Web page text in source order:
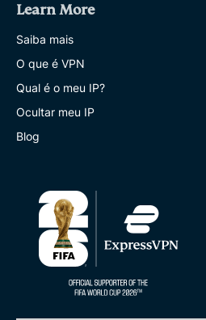
Learn More
Saiba mais
O que é VPN
Qual é o meu IP?
Ocultar meu IP
Blog